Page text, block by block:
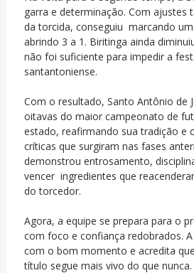
garra e determinação. Com ajustes
da torcida, conseguiu marcando
abrindo 3 a 1. Biritinga ainda
não foi suficiente para impedir a
santantoniense.
Com o resultado, Santo Antônio de
oitavas do maior campeonato de
estado, reafirmando sua tradição e
críticas que surgiram nas fases
demonstrou entrosamento,
vencer ingredientes que
do torcedor.
Agora, a equipe se prepara para o
com foco e confiança redobrados. A
com o bom momento e acredita
título segue mais vivo do que nunca.